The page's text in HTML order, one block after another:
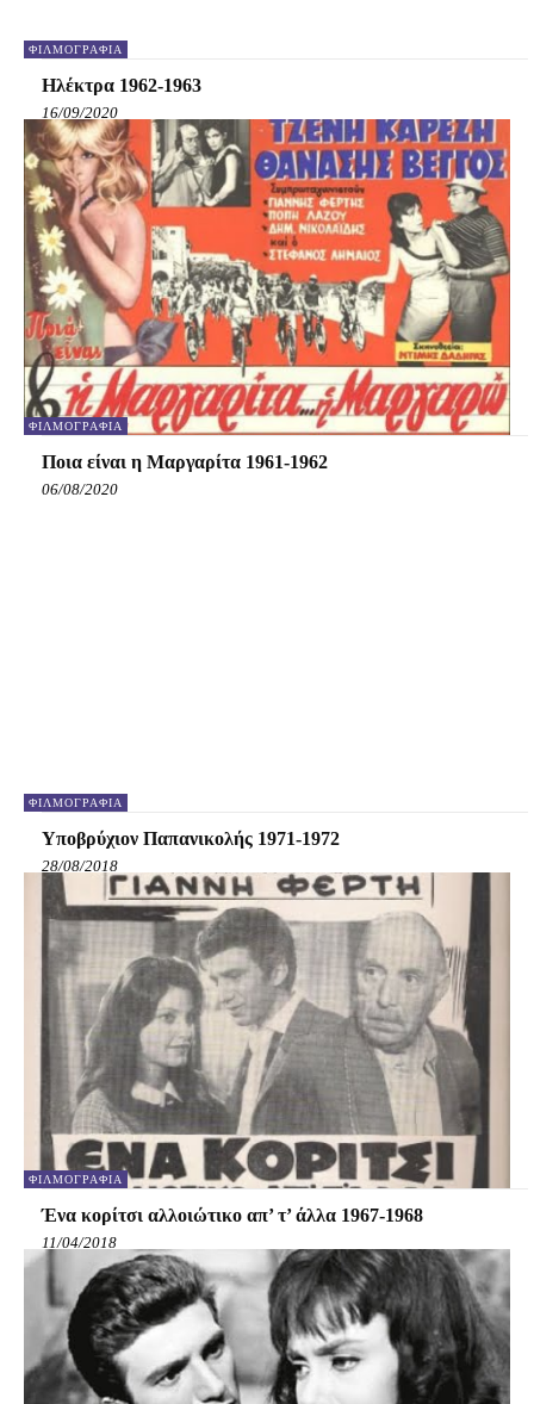
ΦΙΛΜΟΓΡΑΦΊΑ
Ηλέκτρα 1962-1963
16/09/2020
ΦΙΛΜΟΓΡΑΦΊΑ
Ποια είναι η Μαργαρίτα 1961-1962
06/08/2020
ΦΙΛΜΟΓΡΑΦΊΑ
Υποβρύχιον Παπανικολής 1971-1972
28/08/2018
ΦΙΛΜΟΓΡΑΦΊΑ
Ένα κορίτσι αλλοιώτικο απ’ τ’ άλλα 1967-1968
11/04/2018